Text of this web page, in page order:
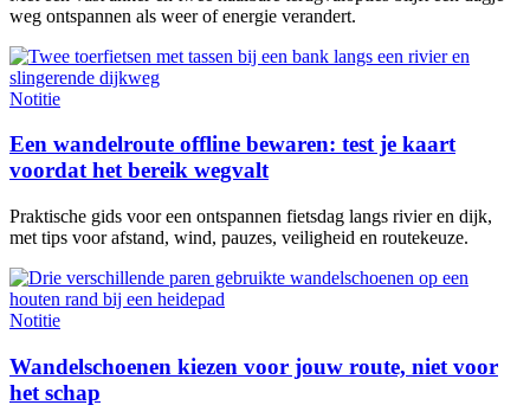
weg ontspannen als weer of energie verandert.
Notitie
Een wandelroute offline bewaren: test je kaart
voordat het bereik wegvalt
Praktische gids voor een ontspannen fietsdag langs rivier en dijk,
met tips voor afstand, wind, pauzes, veiligheid en routekeuze.
Notitie
Wandelschoenen kiezen voor jouw route, niet voor
het schap